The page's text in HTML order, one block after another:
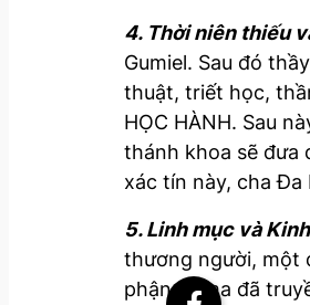
4. Thời niên thiếu
Gumiel. Sau đó
thuật, triết học,
HỌC HÀNH. Sau
thánh khoa sẽ đưa
xác tín này, cha
5. Linh mục và
thương người, một
phận Osma đã